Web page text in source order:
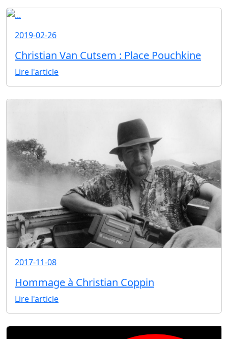
2019-02-26
Christian Van Cutsem : Place Pouchkine
Lire l'article
2017-11-08
Hommage à Christian Coppin
Lire l'article